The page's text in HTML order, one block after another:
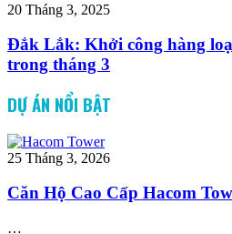
20 Tháng 3, 2025
Đắk Lắk: Khởi công hàng
trong tháng 3
DỰ ÁN NỔI BẬT
25 Tháng 3, 2026
Căn Hộ Cao Cấp Hacom
…